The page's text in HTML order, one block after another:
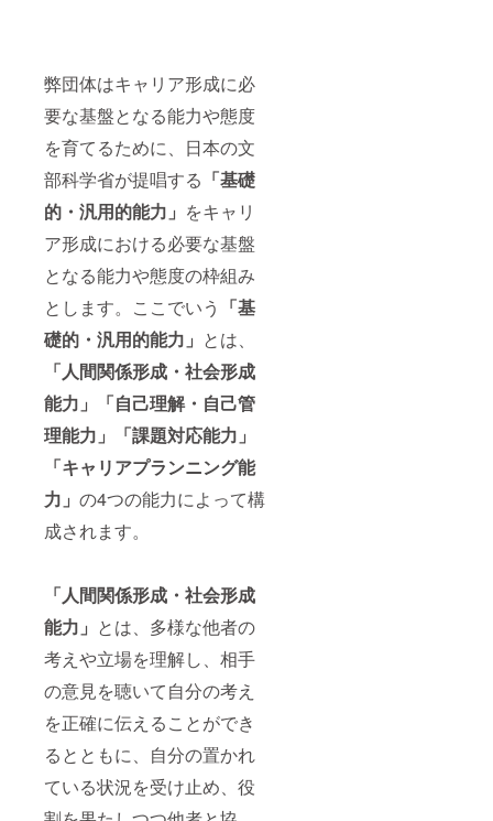
弊団体はキャリア形成に必
要な基盤となる能力や態度
を育てるために、日本の文
部科学省が提唱する 「基礎
的・汎用的能力」 をキャリ
ア形成における必要な基盤
となる能力や態度の枠組み
とします。ここでいう 「基
礎的・汎用的能力」 とは、
「人間関係形成・社会形成
能力」「自己理解・自己管
理能力」「課題対応能力」
「キャリアプランニング能
力」 の4つの能力によって構
成されます。
「人間関係形成・社会形成
能力」 とは、多様な他者の
考えや立場を理解し、相手
の意見を聴いて自分の考え
を正確に伝えることができ
るとともに、自分の置かれ
ている状況を受け止め、役